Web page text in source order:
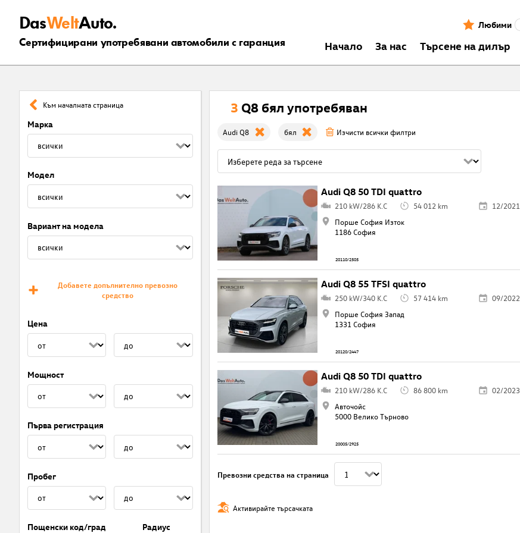
DasWeltAuto.
Сертифицирани употребявани автомобили с гаранция
Любими
Началo За нас Търсене на дилър
Към началната страница
Марка
Модел
Вариант на модела
Добавете допълнително превозно
средство
Цена
Мощност
Първа регистрация
Пробег
Пощенски код/град Радиус
3 Q8 бял употребяван
Audi Q8 бял Изчисти всички филтри
Audi Q8 50 TDI quattro
210 kW/286 K.C 54 012 km
12/2021
Порше София Изток
1186 София
20110/2505
Audi Q8 55 TFSI quattro
250 kW/340 K.C 57 414 km
09/2022
Порше София Запад
1331 София
20120/2447
Audi Q8 50 TDI quattro
210 kW/286 K.C 86 800 km
02/2023
Авточойс
5000 Велико Търново
20005/2925
Превозни средства на страница
Активирайте търсачката